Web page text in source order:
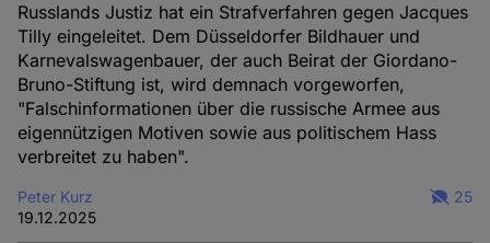
Russlands Justiz hat ein Strafverfahren gegen Jacques
Tilly eingeleitet. Dem Düsseldorfer Bildhauer und
Karnevalswagenbauer, der auch Beirat der Giordano-
Bruno-Stiftung ist, wird demnach vorgeworfen,
"Falschinformationen über die russische Armee aus
eigennützigen Motiven sowie aus politischem Hass
verbreitet zu haben".
Peter Kurz
19.12.2025
25